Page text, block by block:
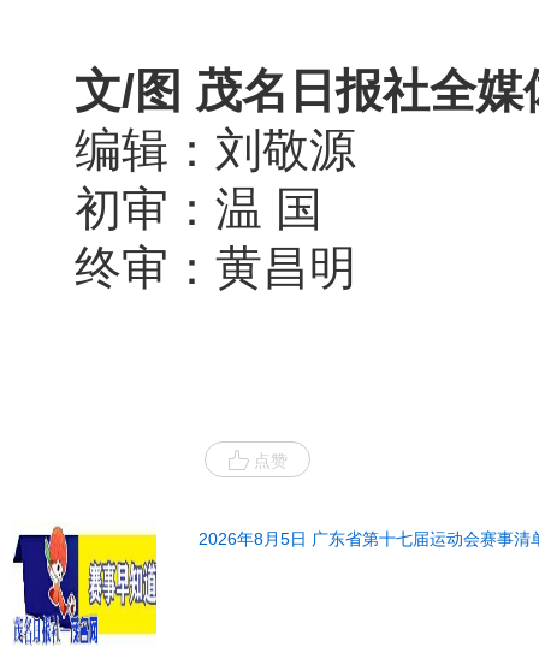
文/图 茂名日报社全
编辑：刘敬源
初审：温 国
终审：黄昌明
点赞
2026年8月5日 广东省第十七届运动会赛事清